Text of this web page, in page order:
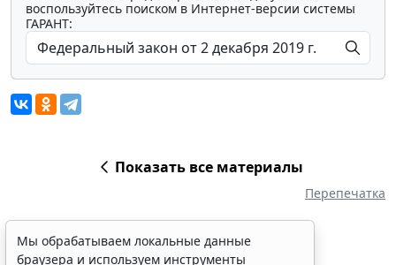
воспользуйтесь поиском в Интернет-версии системы
ГАРАНТ:
Показать все материалы
Перепечатка
Мы обрабатываем локальные данные
браузера и используем инструменты